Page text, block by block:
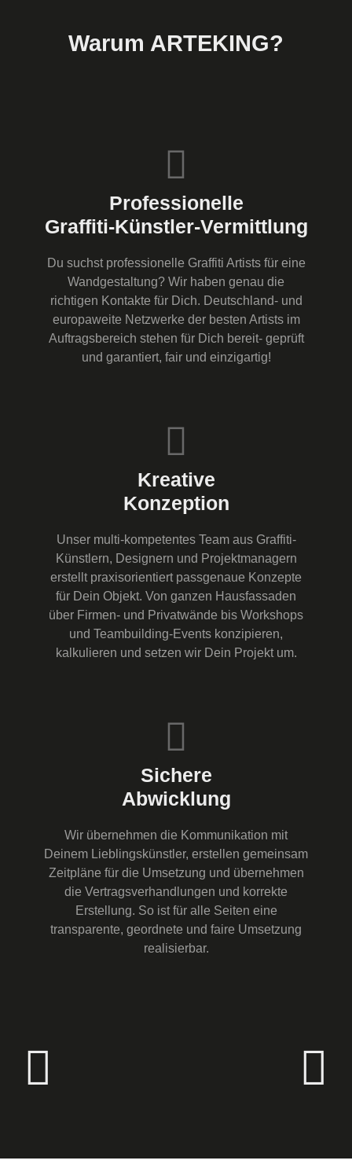
Warum ARTEKING?
Professionelle
Graffiti-Künstler-Vermittlung
Du suchst professionelle Graffiti Artists für eine
Wandgestaltung? Wir haben genau die
richtigen Kontakte für Dich. Deutschland- und
europaweite Netzwerke der besten Artists im
Auftragsbereich stehen für Dich bereit- geprüft
und garantiert, fair und einzigartig!
Kreative
Konzeption
Unser multi-kompetentes Team aus Graffiti-
Künstlern, Designern und Projektmanagern
erstellt praxisorientiert passgenaue Konzepte
für Dein Objekt. Von ganzen Hausfassaden
über Firmen- und Privatwände bis Workshops
und Teambuilding-Events konzipieren,
kalkulieren und setzen wir Dein Projekt um.
Sichere
Abwicklung
Wir übernehmen die Kommunikation mit
Deinem Lieblingskünstler, erstellen gemeinsam
Zeitpläne für die Umsetzung und übernehmen
die Vertragsverhandlungen und korrekte
Erstellung. So ist für alle Seiten eine
transparente, geordnete und faire Umsetzung
realisierbar.